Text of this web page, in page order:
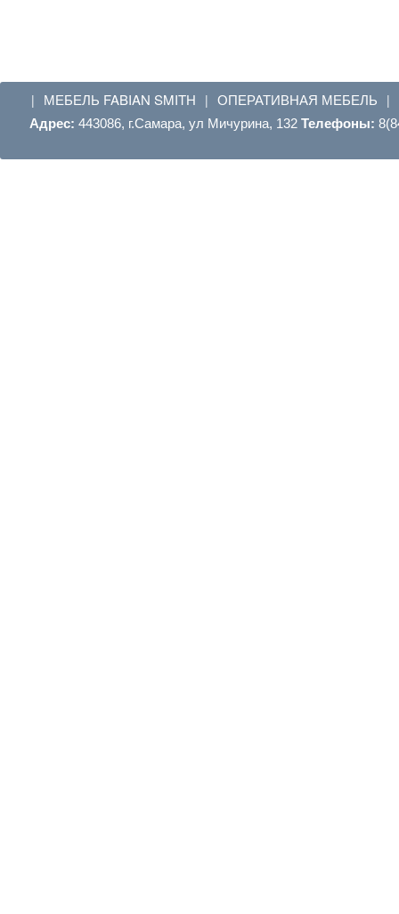
| МЕБЕЛЬ FABIAN SMITH | ОПЕРАТИВНАЯ МЕБЕЛЬ |
Адрес: 443086, г.Самара, ул Мичурина, 132 Телефоны: